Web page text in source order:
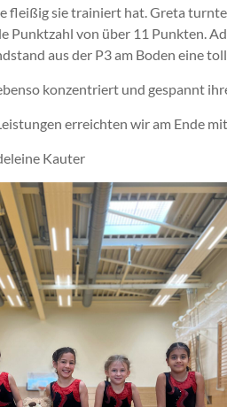
fleißig sie trainiert hat. Greta
Punktzahl von über 11 Punkten.
aus der P3 am Boden eine
konzentriert und gespannt
erreichten wir am Ende
Kauter